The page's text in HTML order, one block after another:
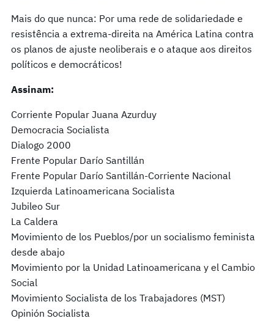
Mais do que nunca: Por uma rede de solidariedade e
resistência a extrema-direita na América Latina contra
os planos de ajuste neoliberais e o ataque aos direitos
políticos e democráticos!
Assinam:
Corriente Popular Juana Azurduy
Democracia Socialista
Dialogo 2000
Frente Popular Darío Santillán
Frente Popular Darío Santillán-Corriente Nacional
Izquierda Latinoamericana Socialista
Jubileo Sur
La Caldera
Movimiento de los Pueblos/por un socialismo feminista
desde abajo
Movimiento por la Unidad Latinoamericana y el Cambio
Social
Movimiento Socialista de los Trabajadores (MST)
Opinión Socialista